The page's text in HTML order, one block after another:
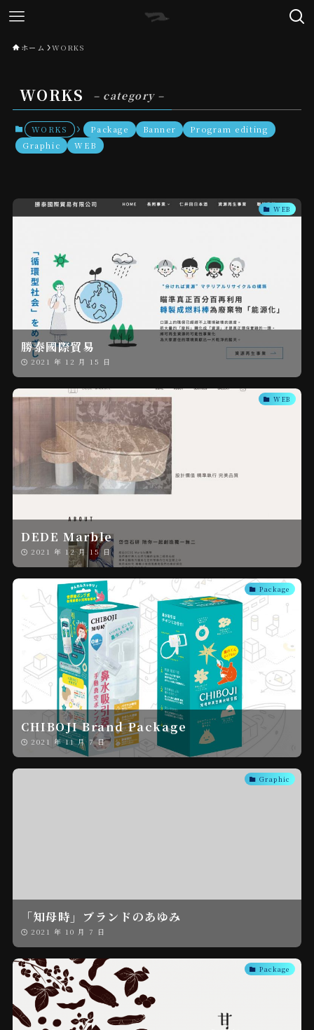
ホーム WORKS
WORKS – category –
WORKS Package Banner
Program editing
Graphic
WEB
WEB
勝泰國際貿易
2021 年 12 月 15 日
WEB
DEDE Marble
2021 年 12 月 15 日
Package
CHIBOJI Brand Package
2021 年 11 月 7 日
Graphic
「知母時」ブランドのあゆみ
2021 年 10 月 7 日
Package